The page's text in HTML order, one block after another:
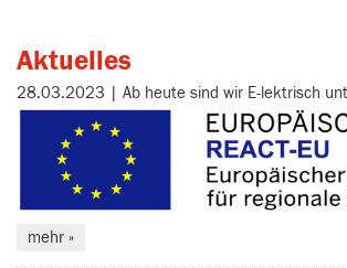
Aktuelles
28.03.2023 | Ab heute sind wir E-lektrisch
mehr »